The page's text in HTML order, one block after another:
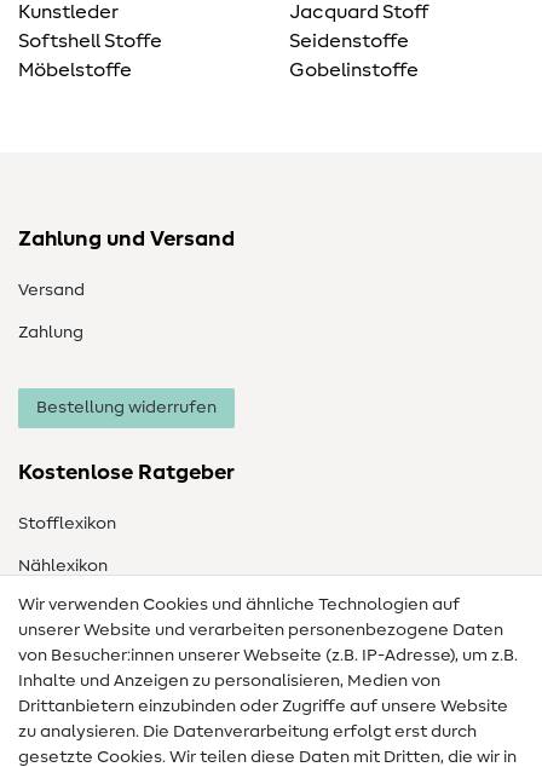
Kunstleder
Softshell Stoffe
Möbelstoffe
Jacquard Stoff
Seidenstoffe
Gobelinstoffe
Zahlung und Versand
Versand
Zahlung
Bestellung widerrufen
Kostenlose Ratgeber
Stofflexikon
Nählexikon
Nähanleitungen
Hilfe & Kontakt
Kontakt
Infos zum Betreiberwechsel
Wir verwenden Cookies und ähnliche Technologien auf
unserer Website und verarbeiten personenbezogene Daten
von Besucher:innen unserer Webseite (z.B. IP-Adresse), um z.B.
Inhalte und Anzeigen zu personalisieren, Medien von
Drittanbietern einzubinden oder Zugriffe auf unsere Website
zu analysieren. Die Datenverarbeitung erfolgt erst durch
gesetzte Cookies. Wir teilen diese Daten mit Dritten, die wir in